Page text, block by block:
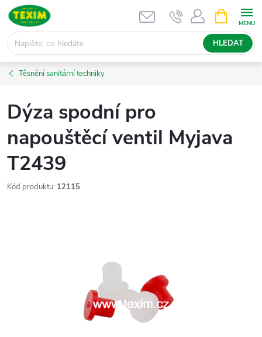
Přejít
obsah
HLEDAT
NÁKUPNÍ
KOŠÍK
Těsnění sanitární techniky
Dýza spodní pro
napouštěcí ventil Myjava
T2439
Kód produktu: 12115